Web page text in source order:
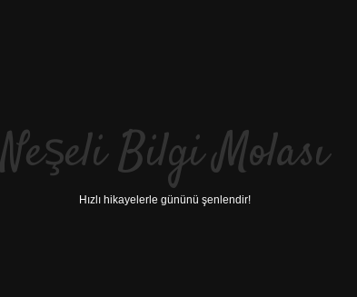
Neşeli Bilgi Molası
Hızlı hikayelerle gününü şenlendir!